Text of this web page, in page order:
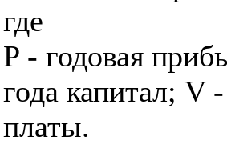
где
P - годовая
года капитал; V
платы.